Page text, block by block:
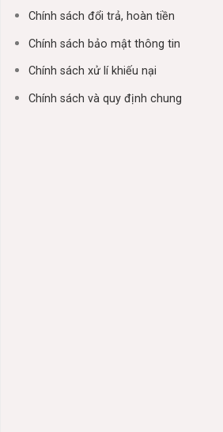
Chính sách đổi trả, hoàn tiền
Chính sách bảo mật thông tin
Chính sách xử lí khiếu nại
Chính sách và quy định chung